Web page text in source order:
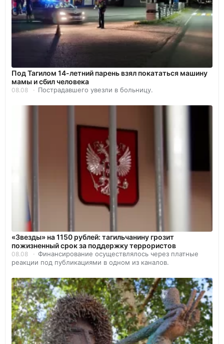
Под Тагилом 14-летний парень взял покататься машину
мамы и сбил человека
08.08 Пострадавшего увезли в больницу.
«Звезды» на 1150 рублей: тагильчанину грозит
пожизненный срок за поддержку террористов
08.08
Финансирование осуществлялось через платные
реакции под публикациями в одном из каналов.